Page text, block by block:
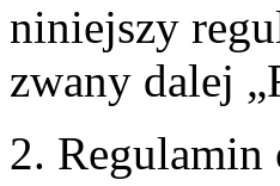
niniejszy
zwany dalej
2. Regulamin